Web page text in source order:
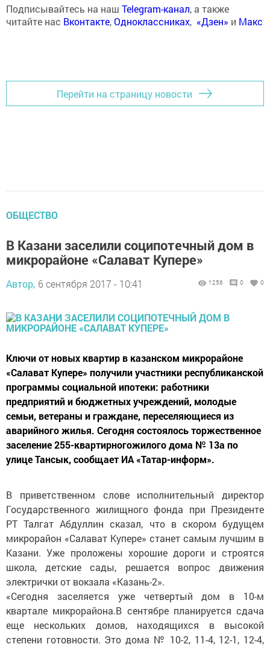
Подписывайтесь на наш Telegram-канал, а также
читайте нас Вконтакте,Одноклассниках, «Дзен» и Макс
Перейти на страницу новости
ОБЩЕСТВО
В Казани заселили соципотечный дом в
микрорайоне «Салават Купере»
Автор, 6 сентября 2017 - 10:41 1256 0 0
Ключи от новых квартир в казанском микрорайоне
«Салават Купере» получили участники республиканской
программы социальной ипотеки: работники
предприятий и бюджетных учреждений, молодые
семьи, ветераны и граждане, переселяющиеся из
аварийного жилья. Сегодня состоялось торжественное
заселение 255-квартирногожилого дома № 13а по
улице Тансык, сообщает ИА «Татар-информ».
В приветственном слове исполнительный директор
Государственного жилищного фонда при Президенте
РТ Талгат Абдуллин сказал, что в скором будущем
микрорайон «Салават Купере» станет самым лучшим в
Казани. Уже проложены хорошие дороги и строятся
школа, детские сады, решается вопрос движения
электрички от вокзала «Казань-2».
«Сегодня заселяется уже четвертый дом в 10-м
квартале микрорайона.В сентябре планируется сдача
еще нескольких домов, находящихся в высокой
степени готовности. Это дома № 10-2, 11-4, 12-1, 12-4,